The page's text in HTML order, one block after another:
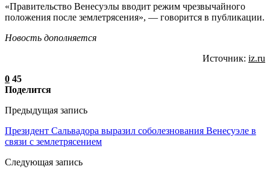
«Правительство Венесуэлы вводит режим чрезвычайного
положения после землетрясения», — говорится в публикации.
Новость дополняется
Источник: iz.ru
0 45
Поделится
Предыдущая запись
Президент Сальвадора выразил соболезнования Венесуэле в
связи с землетрясением
Следующая запись